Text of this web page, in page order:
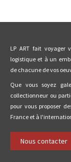
LP ART fait voyager
logistique et à un
de chacune de vos
Que vous soyez
collectionneur ou
pour vous proposer
France et à
Nous contacter